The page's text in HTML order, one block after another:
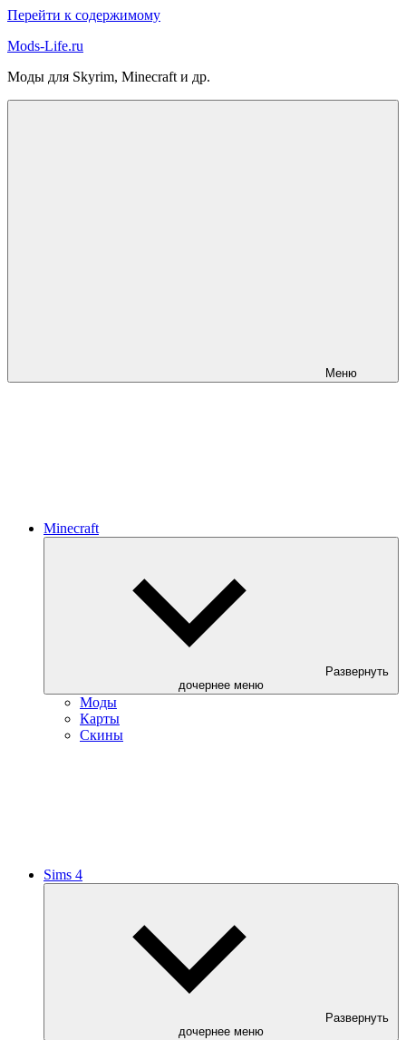
Перейти к содержимому
Mods-Life.ru
Моды для Skyrim, Minecraft и др.
Меню
Minecraft
Развернуть
дочернее меню
Моды
Карты
Скины
Sims 4
Развернуть
дочернее меню